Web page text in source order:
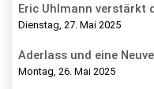
Eric Uhlmann verstärkt
Dienstag, 27. Mai 2025
Aderlass und eine
Montag, 26. Mai 2025